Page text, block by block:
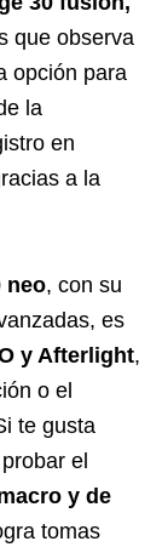
que observa
opción para
la
en
a la
neo, con su
es
y Afterlight,
o el
te gusta
el
y de
tomas